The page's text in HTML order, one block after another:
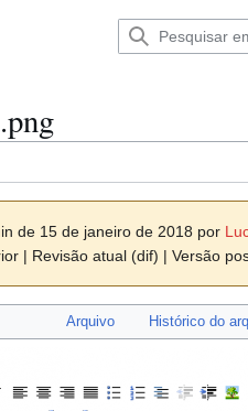
de 15 de janeiro de 2018 por
| Revisão atual (dif) | Versão
Arquivo Histórico do